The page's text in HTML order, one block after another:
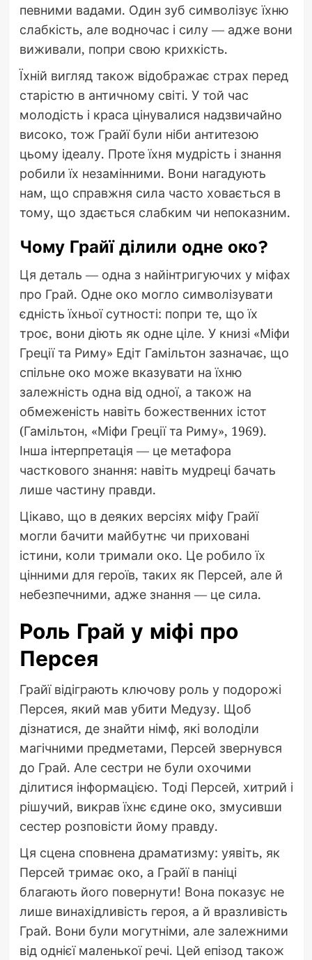
певними вадами. Один зуб символізує їхню
слабкість, але водночас і силу — адже вони
виживали, попри свою крихкість.
Їхній вигляд також відображає страх перед
старістю в античному світі. У той час
молодість і краса цінувалися надзвичайно
високо, тож Грайї були ніби антитезою
цьому ідеалу. Проте їхня мудрість і знання
робили їх незамінними. Вони нагадують
нам, що справжня сила часто ховається в
тому, що здається слабким чи непоказним.
Чому Грайї ділили одне око?
Ця деталь — одна з найінтригуючих у міфах
про Грай. Одне око могло символізувати
єдність їхньої сутності: попри те, що їх
троє, вони діють як одне ціле. У книзі «Міфи
Греції та Риму» Едіт Гамільтон зазначає, що
спільне око може вказувати на їхню
залежність одна від одної, а також на
обмеженість навіть божественних істот
(Гамільтон, «Міфи Греції та Риму», 1969).
Інша інтерпретація — це метафора
часткового знання: навіть мудреці бачать
лише частину правди.
Цікаво, що в деяких версіях міфу Грайї
могли бачити майбутнє чи приховані
істини, коли тримали око. Це робило їх
цінними для героїв, таких як Персей, але й
небезпечними, адже знання — це сила.
Роль Грай у міфі про
Персея
Грайї відіграють ключову роль у подорожі
Персея, який мав убити Медузу. Щоб
дізнатися, де знайти німф, які володіли
магічними предметами, Персей звернувся
до Грай. Але сестри не були охочими
ділитися інформацією. Тоді Персей, хитрий і
рішучий, викрав їхнє єдине око, змусивши
сестер розповісти йому правду.
Ця сцена сповнена драматизму: уявіть, як
Персей тримає око, а Грайї в паніці
благають його повернути! Вона показує не
лише винахідливість героя, а й вразливість
Грай. Вони були могутніми, але залежними
від однієї маленької речі. Цей епізод також